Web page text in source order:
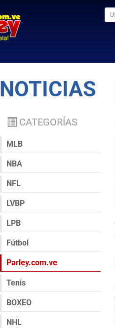
NOTICIAS
CATEGORÍAS
MLB
NBA
NFL
LVBP
LPB
Fútbol
Parley.com.ve
Tenis
BOXEO
NHL